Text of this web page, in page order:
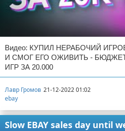
Видео: КУПИЛ НЕРАБОЧИЙ
И СМОГ ЕГО ОЖИВИТЬ -
ИГР ЗА 20.000
Лавр Громов 21-12-2022 01:02
ebay
Slow EBAY sales day until